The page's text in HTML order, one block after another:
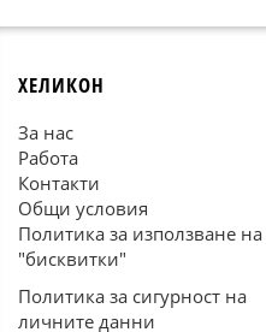
ХЕЛИКОН
За нас
Работа
Контакти
Общи условия
Политика за използване на
"бисквитки"
Политика за сигурност на
личните данни